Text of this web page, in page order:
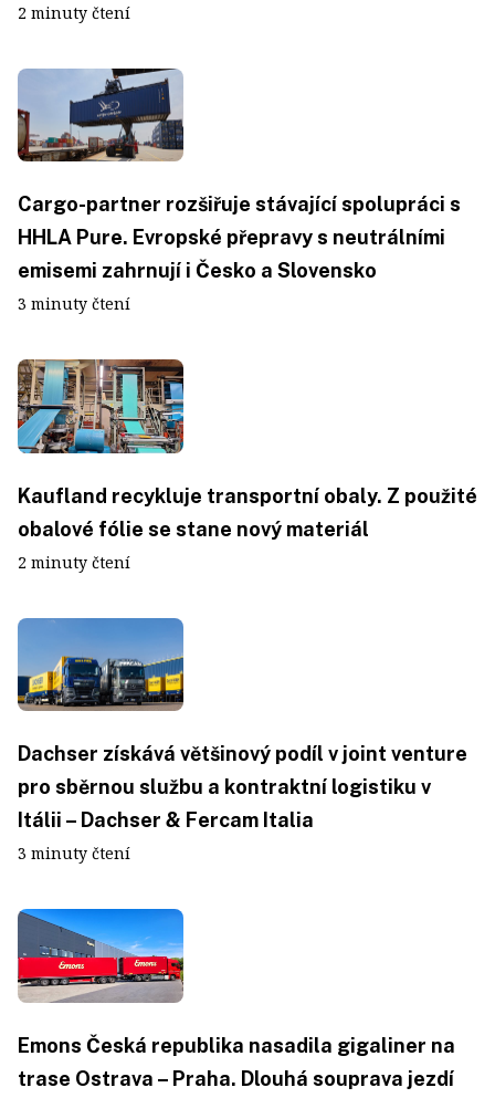
2 minuty čtení
Cargo-partner rozšiřuje stávající spolupráci s
HHLA Pure. Evropské přepravy s neutrálními
emisemi zahrnují i Česko a Slovensko
3 minuty čtení
Kaufland recykluje transportní obaly. Z použité
obalové fólie se stane nový materiál
2 minuty čtení
Dachser získává většinový podíl v joint venture
pro sběrnou službu a kontraktní logistiku v
Itálii – Dachser & Fercam Italia
3 minuty čtení
Emons Česká republika nasadila gigaliner na
trase Ostrava – Praha. Dlouhá souprava jezdí